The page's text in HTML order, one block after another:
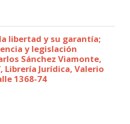
libertad y su garantía;
y legislación
Sánchez Viamonte,
Librería Jurídica, Valerio
1368-74